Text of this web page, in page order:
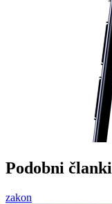
Podobni članki
zakon